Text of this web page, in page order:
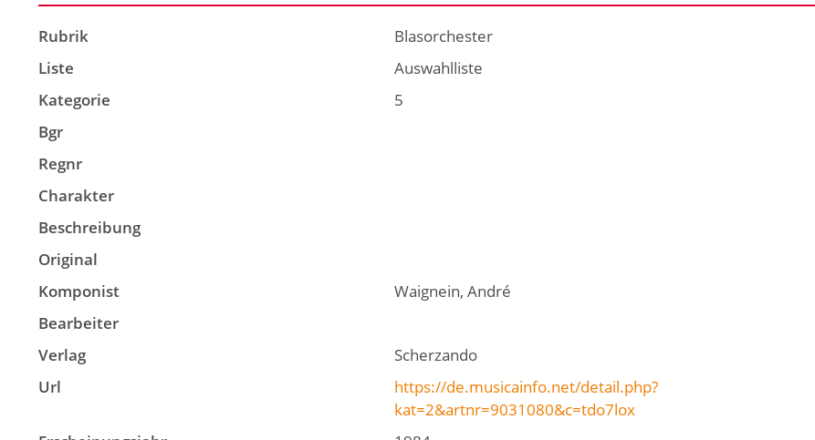
Rubrik
Blasorchester
Liste
Auswahlliste
Kategorie
5
Bgr
Regnr
Charakter
Beschreibung
Original
Komponist
Waignein, André
Bearbeiter
Verlag
Scherzando
Url
https://de.musicainfo.net/detail.php?
kat=2&artnr=9031080&c=tdo7lox